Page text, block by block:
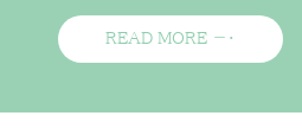
READ MORE －・